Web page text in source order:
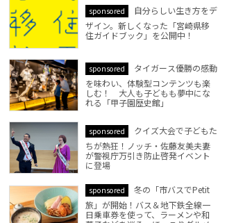
sponsored
自分らしい生き方をデ
ザイン。新しくなった「宮崎県移
住ガイドブック」を公開中！
sponsored
タイガース優勝の感動
を味わい、体験型コンテンツも楽
しむ！ 大人も子どもも夢中にな
れる「甲子園歴史館」
sponsored
クイズ大会で子どもた
ちが熱狂！ノッチ・佐藤友美夫妻
が警視庁万引き防止啓発イベント
に登場
sponsored
冬の「市バスでPetit
旅」が開始！バス＆地下鉄全線一
日乗車券を使って、ラーメンや和